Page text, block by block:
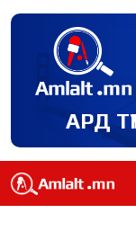
АРД